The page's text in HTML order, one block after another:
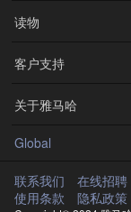
读物
客户支持
关于雅马哈
Global
联系我们
在线招聘
使用条款
隐私政策